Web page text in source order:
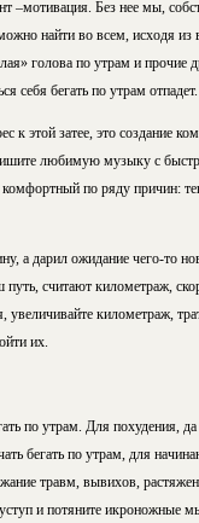
–мотивация. Без нее мы,
найти во всем, исходя из
голова по утрам и прочие
себя бегать по утрам отпадет.
к этой затее, это создание
любимую музыку с
по ряду причин:
а дарил ожидание чего-то
считают километраж,
километраж,
их.
по утрам. Для похудения,
бегать по утрам, для
травм, вывихов,
и потяните икроножные